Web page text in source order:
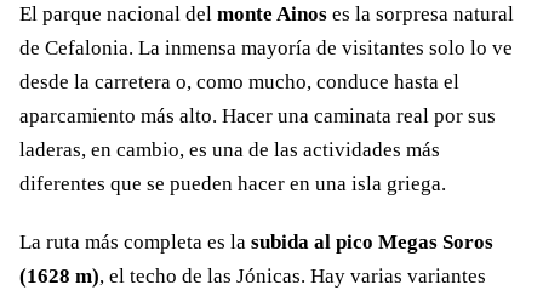
El parque nacional del monte Ainos es la sorpresa natural
de Cefalonia. La inmensa mayoría de visitantes solo lo ve
desde la carretera o, como mucho, conduce hasta el
aparcamiento más alto. Hacer una caminata real por sus
laderas, en cambio, es una de las actividades más
diferentes que se pueden hacer en una isla griega.
La ruta más completa es la subida al pico Megas Soros
(1628 m), el techo de las Jónicas. Hay varias variantes